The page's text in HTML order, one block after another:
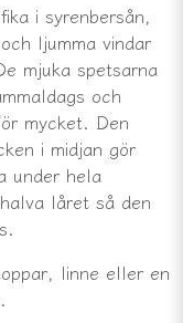
i syrenbersån,
ljumma vindar
mjuka spetsarna
och
mycket. Den
i midjan gör
under hela
låret så den
linne eller en